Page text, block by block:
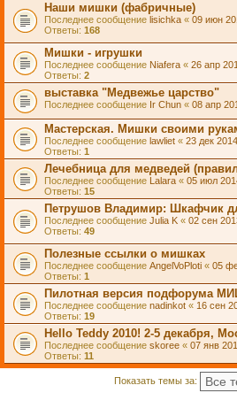
Наши мишки (фабричные)
Последнее сообщение lisichka « 09 июн
Ответы: 168
Мишки - игрушки
Последнее сообщение Niafera « 26 апр
Ответы: 2
выставка "Медвежье царство"
Последнее сообщение Ir Chun « 08 апр
Мастерская. Мишки своими
Последнее сообщение lawliet « 23 дек
Ответы: 1
Лечебница для медведей
Последнее сообщение Lalara « 05 июл
Ответы: 15
Петрушов Владимир: Шкафчик
Последнее сообщение Julia K « 02 сен
Ответы: 49
Полезные ссылки о мишках
Последнее сообщение AngelVoPloti « 05
Ответы: 1
Пилотная версия подфорума
Последнее сообщение nadinkot « 16 сен
Ответы: 19
Hello Teddy 2010! 2-5 декабря,
Последнее сообщение skoree « 07 янв
Ответы: 11
Показать темы за: